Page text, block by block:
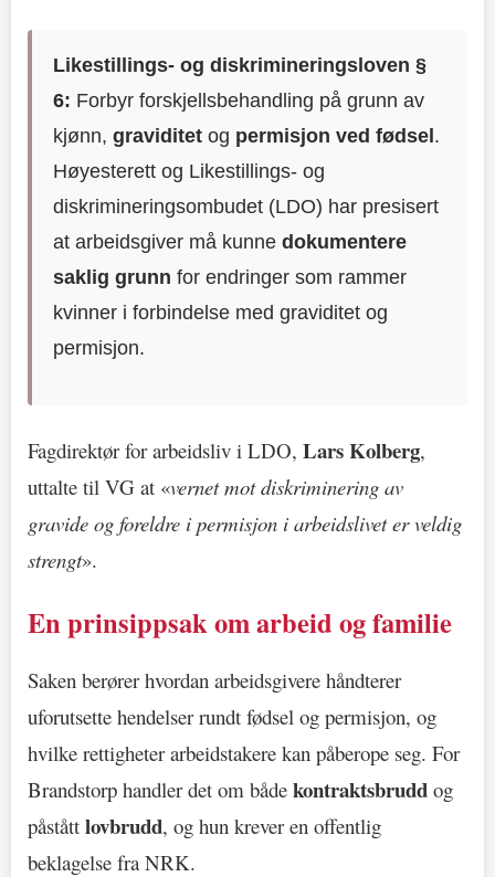
Likestillings- og diskrimineringsloven §
6: Forbyr forskjellsbehandling på grunn av
kjønn,graviditet og permisjon ved fødsel .
Høyesterett og Likestillings- og
diskrimineringsombudet (LDO) har presisert
at arbeidsgiver må kunnedokumentere
saklig grunn for endringer som rammer
kvinner i forbindelse med graviditet og
permisjon.
Fagdirektør for arbeidsliv i LDO, Lars Kolberg,
uttalte til VG at «vernet mot diskriminering av
gravide og foreldre i permisjon i arbeidslivet er veldig
strengt».
En prinsippsak om arbeid og familie
Saken berører hvordan arbeidsgivere håndterer
uforutsette hendelser rundt fødsel og permisjon, og
hvilke rettigheter arbeidstakere kan påberope seg. For
Brandstorp handler det om både kontraktsbrudd og
påstått lovbrudd, og hun krever en offentlig
beklagelse fra NRK.